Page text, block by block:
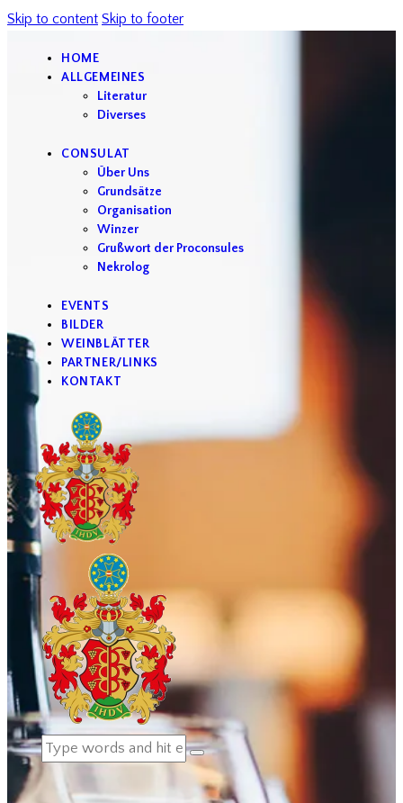
Skip to content Skip to footer
HOME
ALLGEMEINES
Literatur
Diverses
CONSULAT
Über Uns
Grundsätze
Organisation
Winzer
Grußwort der Proconsules
Nekrolog
EVENTS
BILDER
WEINBLÄTTER
PARTNER/LINKS
KONTAKT